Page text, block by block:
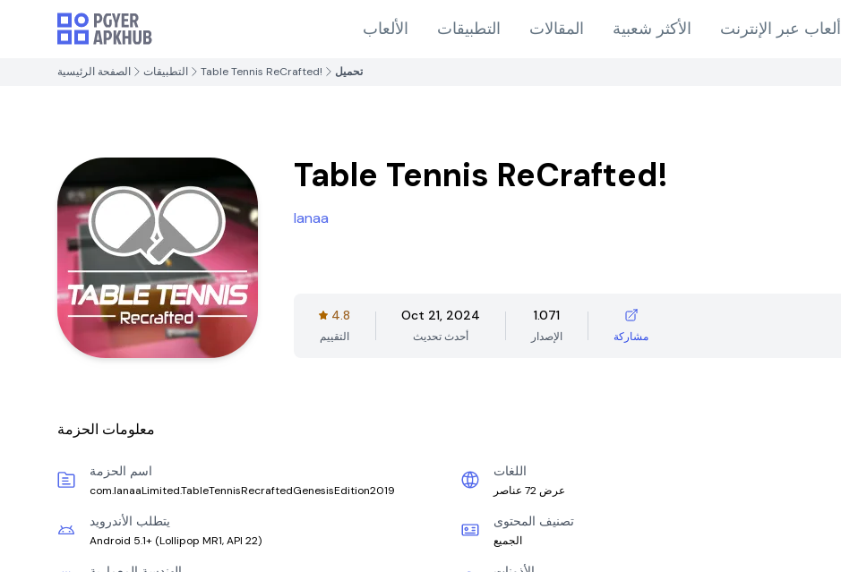
الألعاب التطبيقات المقالات الأكثر شعبية ألعاب عبر الإنترنت
الصفحة الرئيسية التطبيقات Table Tennis ReCrafted! تحميل
Table Tennis ReCrafted!
Ianaa
4.8
التقييم
Oct 21, 2024
أحدث تحديث
1.071
الإصدار مشاركة
معلومات الحزمة
اسم الحزمة
com.IanaaLimited.TableTennisRecraftedGenesisEdition2019
اللغات
عرض 72 عناصر
يتطلب الأندرويد
Android 5.1+ (Lollipop MR1, API 22)
تصنيف المحتوى
الجميع